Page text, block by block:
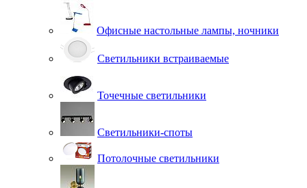
Офисные настольные лампы, ночники
Светильники встраиваемые
Точечные светильники
Светильники-споты
Потолочные светильники